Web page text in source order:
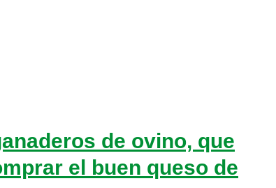
de ovino, que
el buen queso de